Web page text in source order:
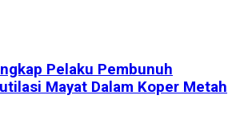
Pelaku Pembunuh
Mayat Dalam Koper Metah